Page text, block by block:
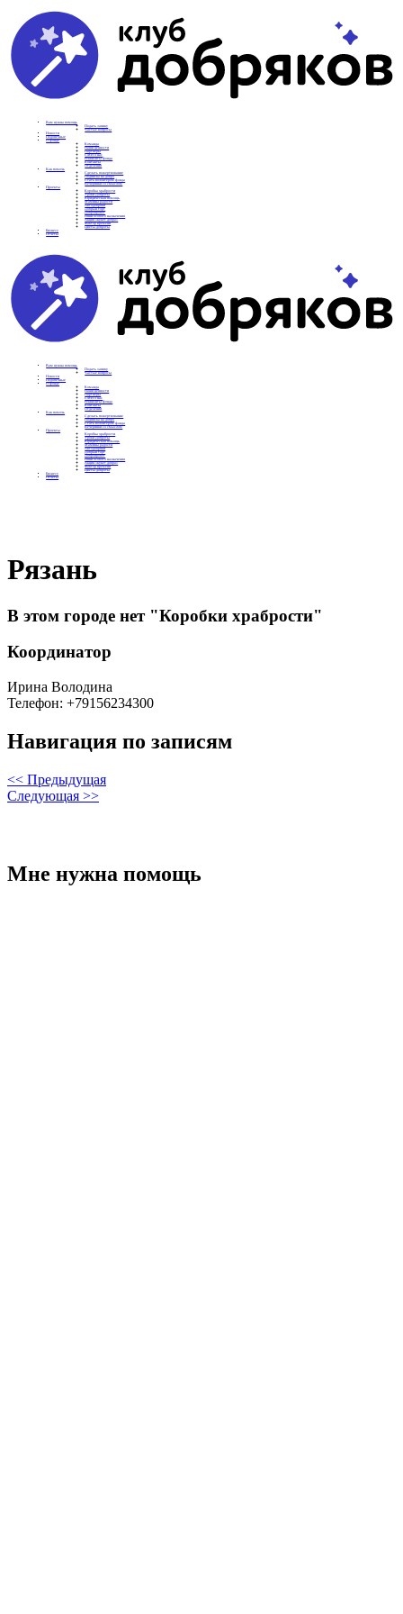
Вам нужна помощь
Подать заявку
Частые вопросы
Новости
Подопечные
О фонде
Команда
Наши ценности
Партнеры
СМИ о нас
Реквизиты фонда
Контакты
Отделения
Как помочь
Сделать пожертвование
Подписка на добро
Стать волонтером фонда
Вечеринки со смыслом
Проекты
Коробка храбрости
Уроки Доброты
Юридическая помощь
Мамины радости
Автодобряки
Добрый торт
Добропробег
Няни особого назначения
Акция «Букет добра»
Фактор времени
Цветы доброты
Бизнесу
Отчеты
Вам нужна помощь
Подать заявку
Частые вопросы
Новости
Подопечные
О фонде
Команда
Наши ценности
Партнеры
СМИ о нас
Реквизиты фонда
Контакты
Отделения
Как помочь
Сделать пожертвование
Подписка на добро
Стать волонтером фонда
Вечеринки со смыслом
Проекты
Коробка храбрости
Уроки Доброты
Юридическая помощь
Мамины радости
Автодобряки
Добрый торт
Добропробег
Няни особого назначения
Акция «Букет добра»
Фактор времени
Цветы доброты
Бизнесу
Отчеты
Рязань
В этом городе нет "Коробки храбрости"
Координатор
Ирина Володина
Телефон: +79156234300
Навигация по записям
<< Предыдущая
Следующая >>
Мне нужна помощь